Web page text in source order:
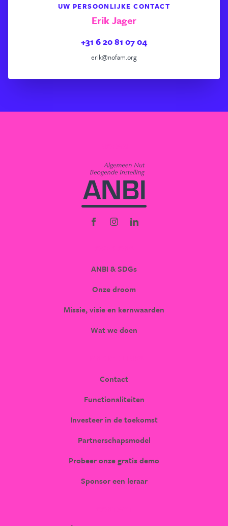
UW PERSOONLIJKE CONTACT
Erik Jager
+31 6 20 81 07 04
erik@nofam.org
ANBI & SDGs
Onze droom
Missie, visie en kernwaarden
Wat we doen
Contact
Functionaliteiten
Investeer in de toekomst
Partnerschapsmodel
Probeer onze gratis demo
Sponsor een leraar